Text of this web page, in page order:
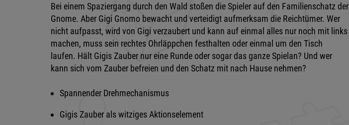
Bei einem Spaziergang durch den Wald stoßen die Spieler auf den Familienschatz der
Gnome. Aber Gigi Gnomo bewacht und verteidigt aufmerksam die Reichtümer. Wer
nicht aufpasst, wird von Gigi verzaubert und kann auf einmal alles nur noch mit links
machen, muss sein rechtes Ohrläppchen festhalten oder einmal um den Tisch
laufen. Hält Gigis Zauber nur eine Runde oder sogar das ganze Spielan? Und wer
kann sich vom Zauber befreien und den Schatz mit nach Hause nehmen?
Spannender Drehmechanismus
Gigis Zauber als witziges Aktionselement